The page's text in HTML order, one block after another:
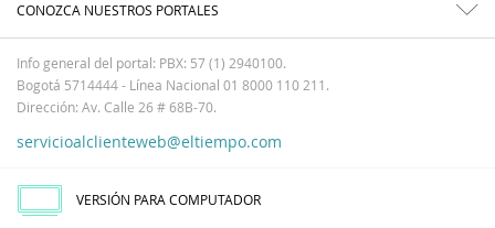
CONOZCA NUESTROS PORTALES
Info general del portal: PBX: 57 (1) 2940100.
Bogotá 5714444 - Línea Nacional 01 8000 110 211.
Dirección: Av. Calle 26 # 68B-70.
servicioalclienteweb@eltiempo.com
VERSIÓN PARA COMPUTADOR